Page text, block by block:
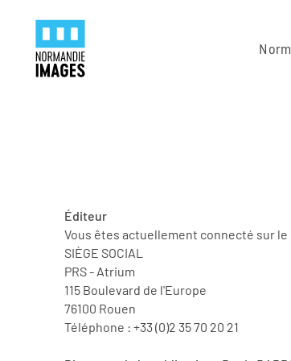
Skip to main content
Éditeur
Vous êtes actuellement connecté sur
SIÈGE SOCIAL
PRS - Atrium
115 Boulevard de l'Europe
76100 Rouen
Téléphone : +33 (0)2 35 70 20 21